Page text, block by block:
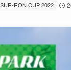
SUR-RON CUP 2022